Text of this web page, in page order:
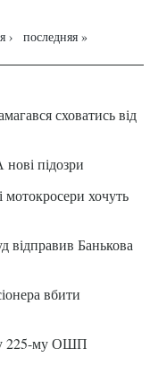
› последняя »
сховатись від
підозри
хочуть
відправив Банькова
вбити
у 225-му ОШП